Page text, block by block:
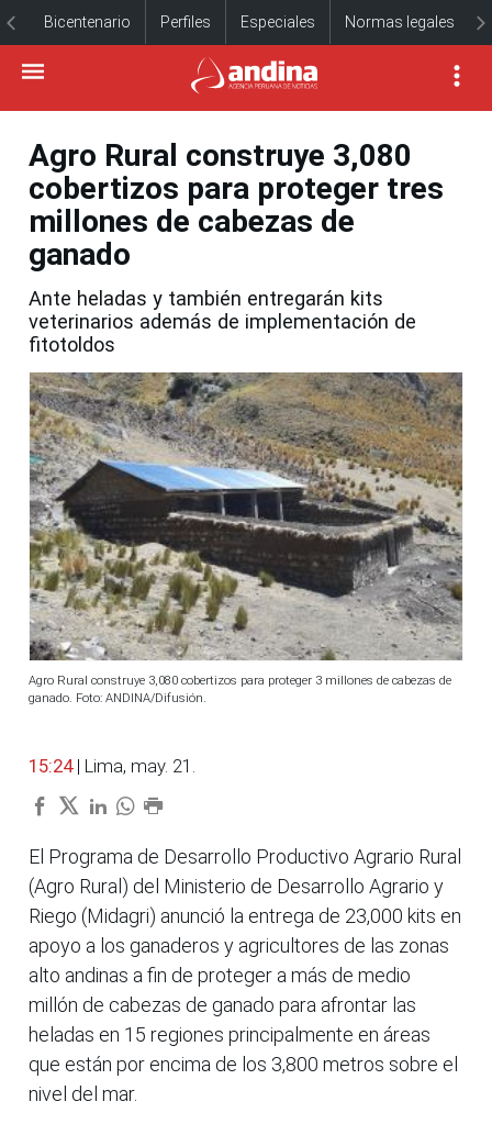
Bicentenario Perfiles Especiales Normas legales
Agro Rural construye 3,080
cobertizos para proteger tres
millones de cabezas de
ganado
Ante heladas y también entregarán kits
veterinarios además de implementación de
fitotoldos
Agro Rural construye 3,080 cobertizos para proteger 3 millones de cabezas de
ganado. Foto: ANDINA/Difusión.
15:24 | Lima, may. 21.
El Programa de Desarrollo Productivo Agrario Rural
(Agro Rural) del Ministerio de Desarrollo Agrario y
Riego (Midagri) anunció la entrega de 23,000 kits en
apoyo a los ganaderos y agricultores de las zonas
alto andinas a fin de proteger a más de medio
millón de cabezas de ganado para afrontar las
heladas en 15 regiones principalmente en áreas
que están por encima de los 3,800 metros sobre el
nivel del mar.